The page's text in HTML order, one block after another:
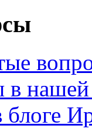
нашей
блоге